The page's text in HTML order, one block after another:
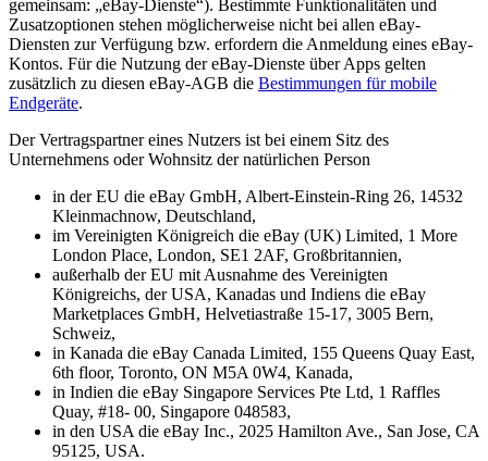
gemeinsam: „eBay-Dienste“). Bestimmte Funktionalitäten und
Zusatzoptionen stehen möglicherweise nicht bei allen eBay-
Diensten zur Verfügung bzw. erfordern die Anmeldung eines eBay-
Kontos. Für die Nutzung der eBay-Dienste über Apps gelten
zusätzlich zu diesen eBay-AGB die Bestimmungen für mobile
Endgeräte.
Der Vertragspartner eines Nutzers ist bei einem Sitz des
Unternehmens oder Wohnsitz der natürlichen Person
in der EU die eBay GmbH, Albert-Einstein-Ring 26, 14532
Kleinmachnow, Deutschland,
im Vereinigten Königreich die eBay (UK) Limited, 1 More
London Place, London, SE1 2AF, Großbritannien,
außerhalb der EU mit Ausnahme des Vereinigten
Königreichs, der USA, Kanadas und Indiens die eBay
Marketplaces GmbH, Helvetiastraße 15-17, 3005 Bern,
Schweiz,
in Kanada die eBay Canada Limited, 155 Queens Quay East,
6th floor, Toronto, ON M5A 0W4, Kanada,
in Indien die eBay Singapore Services Pte Ltd, 1 Raffles
Quay, #18- 00, Singapore 048583,
in den USA die eBay Inc., 2025 Hamilton Ave., San Jose, CA
95125, USA.